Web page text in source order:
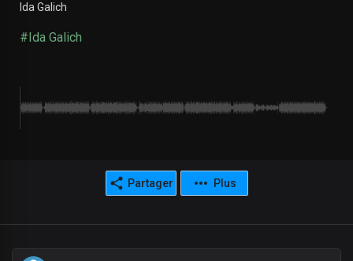
Ida Galich
#Ida Galich
Partager Plus